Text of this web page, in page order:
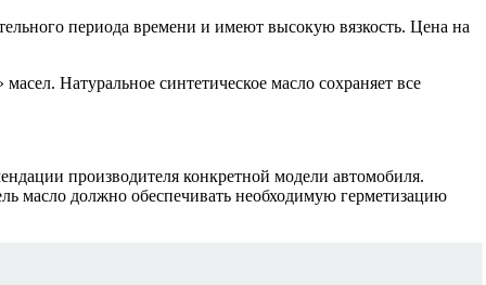
периода времени и имеют высокую вязкость. Цена на
Натуральное синтетическое масло сохраняет все
производителя конкретной модели автомобиля.
масло должно обеспечивать необходимую герметизацию